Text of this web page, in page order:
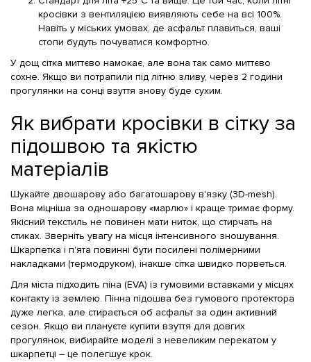
кросівки з вентиляцією виявляють себе на всі 100%.
Навіть у міських умовах, де асфальт плавиться, ваші
стопи будуть почуватися комфортно.
У дощ сітка миттєво намокає, але вона так само миттєво
сохне. Якщо ви потрапили під літню зливу, через 2 години
прогулянки на сонці взуття знову буде сухим.
Як вибрати кросівки в сітку за
підошвою та якістю
матеріалів
Шукайте двошарову або багатошарову в'язку (3D-mesh).
Вона міцніша за одношарову «марлю» і краще тримає форму.
Якісний текстиль не повинен мати ниток, що стирчать на
стиках. Зверніть увагу на місця інтенсивного зношування.
Шкарпетка і п'ята повинні бути посилені полімерними
накладками (термодруком), інакше сітка швидко порветься.
Для міста підходить піна (EVA) із гумовими вставками у місцях
контакту із землею. Пінна підошва без гумового протектора
дуже легка, але стирається об асфальт за один активний
сезон. Якщо ви плануєте купити взуття для довгих
прогулянок, вибирайте моделі з невеликим перекатом у
шкарпетці – це полегшує крок.